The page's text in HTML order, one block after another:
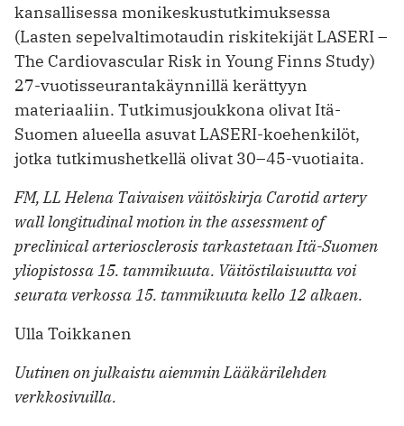
kansallisessa monikeskustutkimuksessa
(Lasten sepelvaltimotaudin riskitekijät LASERI –
The Cardiovascular Risk in Young Finns Study)
27-vuotisseurantakäynnillä kerättyyn
materiaaliin. Tutkimusjoukkona olivat Itä-
Suomen alueella asuvat LASERI-koehenkilöt,
jotka tutkimushetkellä olivat 30–45-vuotiaita.
FM, LL Helena Taivaisen väitöskirja Carotid artery
wall longitudinal motion in the assessment of
preclinical arteriosclerosis tarkastetaan Itä-Suomen
yliopistossa 15. tammikuuta. Väitöstilaisuutta voi
seurata verkossa 15. tammikuuta kello 12 alkaen.
Ulla Toikkanen
Uutinen on julkaistu aiemmin Lääkärilehden
verkkosivuilla.